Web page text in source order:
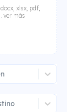
xlsx, pdf,
ver más